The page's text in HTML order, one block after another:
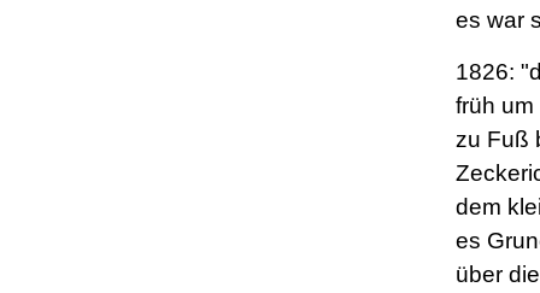
es war
1826:
früh um
zu Fuß
dem
es
über